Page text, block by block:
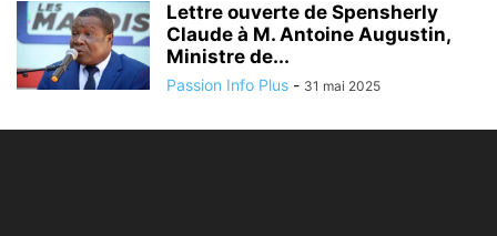
Lettre ouverte de Spensherly
Claude à M. Antoine Augustin,
Ministre de...
Passion Info Plus - 31 mai 2025